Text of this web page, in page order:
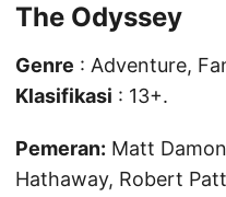
The Odyssey
Genre : Adventure,
Klasifikasi : 13+.
Pemeran: Matt
Hathaway, Robert